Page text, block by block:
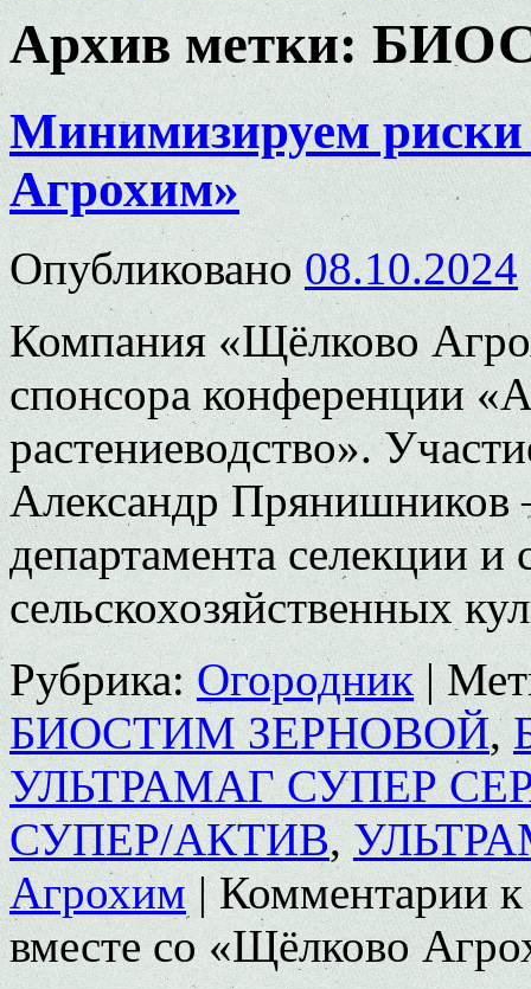
Архив метки:
Минимизируем риски
Агрохим»
Опубликовано 08.10.2024
Компания «Щёлково
спонсора конференции
растениеводство».
Александр Прянишников
департамента селекции и
сельскохозяйственных
Рубрика: Огородник |
БИОСТИМ ЗЕРНОВОЙ,
УЛЬТРАМАГ СУПЕР
СУПЕР/АКТИВ,
Агрохим | Комментариик
вместе со «Щёлково